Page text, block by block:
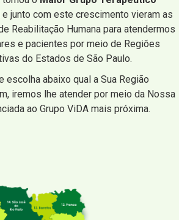
e junto com este crescimento vieram as
Reabilitação Humana para atendermos
e pacientes por meio de Regiões
do Estados de São Paulo.
escolha abaixo qual a Sua Região
iremos lhe atender por meio da Nossa
ao Grupo ViDA mais próxima.